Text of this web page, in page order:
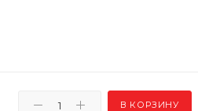
В КОРЗИНУ